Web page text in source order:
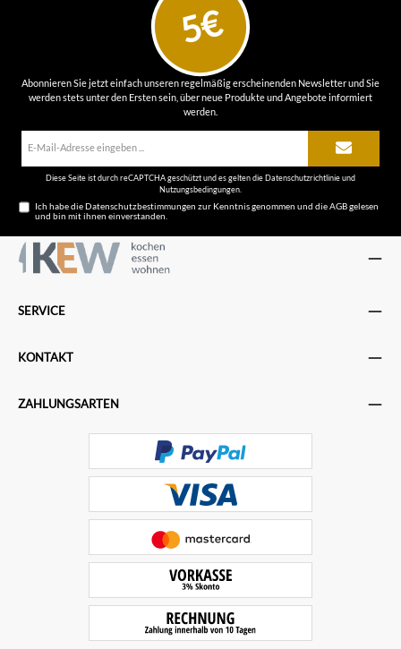
5€
Abonnieren Sie jetzt einfach unseren regelmäßig erscheinenden Newsletter und Sie
werden stets unter den Ersten sein, über neue Produkte und Angebote informiert
werden.
Diese Seite ist durch reCAPTCHA geschützt und es gelten die Datenschutzrichtlinieund
Nutzungsbedingungen.
Ich habe dieDatenschutzbestimmungen zur Kenntnis genommen und dieAGBgelesen
und bin mit ihnen einverstanden.
SERVICE
KONTAKT
ZAHLUNGSARTEN